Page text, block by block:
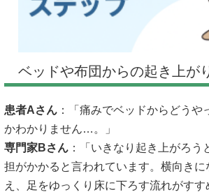
ベッドや布団からの起き上が
患者Aさん ：「痛みでベッドからどうや
かわかりません…。」
専門家Bさん ：「いきなり起き上がろう
担がかかると言われています。横向きに
え、足をゆっくり床に下ろす流れがすす